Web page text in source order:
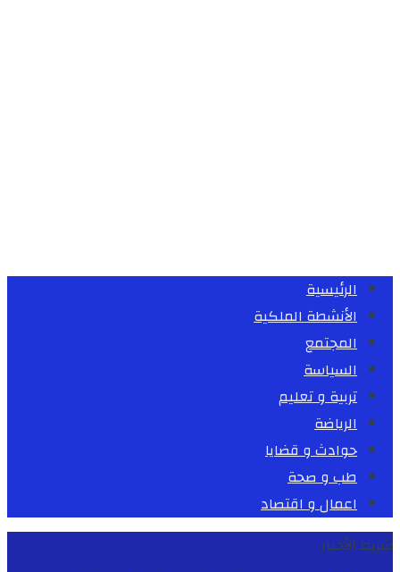
الرئيسية
الأنشطة الملكية
المجتمع
السياسة
تربية و تعليم
الرياضة
حوادث و قضايا
طب و صحة
اعمال و اقتصاد
شريط الأخبار